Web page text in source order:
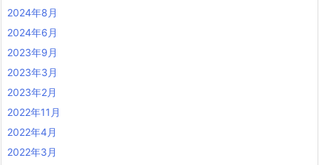
2024年8月
2024年6月
2023年9月
2023年3月
2023年2月
2022年11月
2022年4月
2022年3月